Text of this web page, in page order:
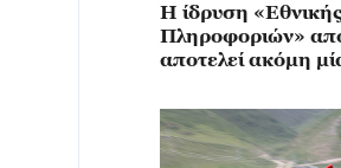
Η ίδρυση
Πληροφοριών»
αποτελεί ακόμη
μιλιταρισμού